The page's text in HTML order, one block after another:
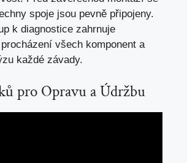
spoje jsou pevně připojeny.
k diagnostice zahrnuje
všech komponent a
každé závady.
pro Opravu a Údržbu